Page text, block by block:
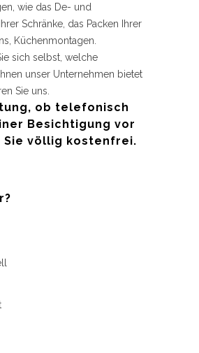
wie das De- und
Schränke, das Packen Ihrer
Küchenmontagen.
sich selbst, welche
unser Unternehmen bietet
Sie uns.
ob telefonisch
Besichtigung vor
Sie völlig kostenfrei.